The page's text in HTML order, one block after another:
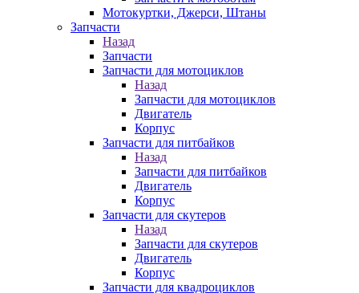
Мотокуртки, Джерси, Штаны
Запчасти
Назад
Запчасти
Запчасти для мотоциклов
Назад
Запчасти для мотоциклов
Двигатель
Корпус
Запчасти для питбайков
Назад
Запчасти для питбайков
Двигатель
Корпус
Запчасти для скутеров
Назад
Запчасти для скутеров
Двигатель
Корпус
Запчасти для квадроциклов